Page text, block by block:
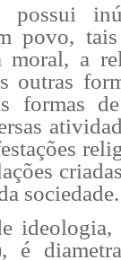
possui
povo,
moral, a
formas
sociedade.